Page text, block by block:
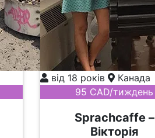
від 18 років
Канада
95 CAD/тиждень
Sprachcaffe –
Вікторія